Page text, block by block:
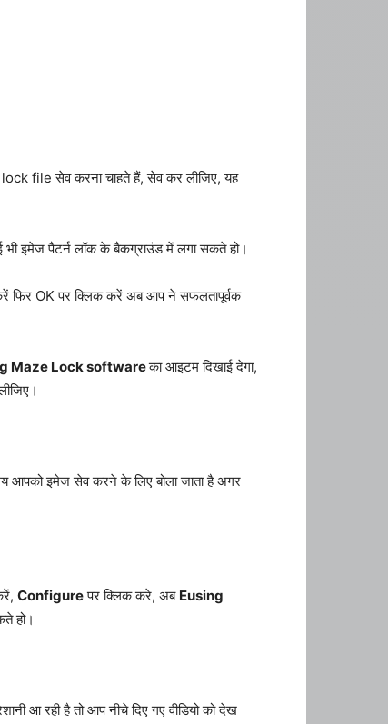
file सेव करना चाहते हैं, सेव कर लीजिए, यह
इमेज पैटर्न लॉक के बैकग्राउंड में लगा सकते हो।
फिर OK पर क्लिक करें अब आप ने सफलतापूर्वक
Maze Lock softwareका आइटम दिखाई देगा,
आपको इमेज सेव करने के लिए बोला जाता है अगर
Configureपर क्लिक करे, अब Eusing
हो।
आ रही है तो आप नीचे दिए गए वीडियो को देख